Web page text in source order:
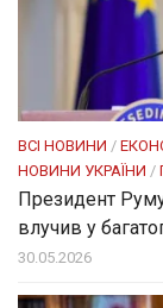
ВСІ НОВИНИ /
НОВИНИ УКРАЇНИ /
Президент
влучив у
30.05.2026